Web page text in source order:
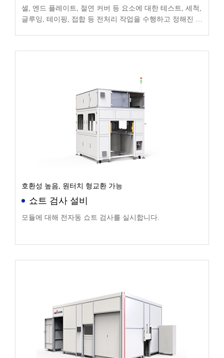
셀, 엔드 플레이트, 절연 커버 등 요소에 대한 테스트, 세척,
글루잉, 테이핑, 접합 등 전처리 작업을 수행하고 정해진 모
호환성 높음, 원터치 형교환 가능
쇼트 검사 설비
모듈에 대해 전자동 쇼트 검사를 실시합니다.